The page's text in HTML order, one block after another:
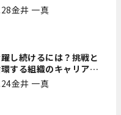
例｜「重要で実用的
にも合う」ホットトピッ
金井 一真
し続けるには？挑戦と
する組織のキャリア開
ャスパートナーズ矢野
金井 一真